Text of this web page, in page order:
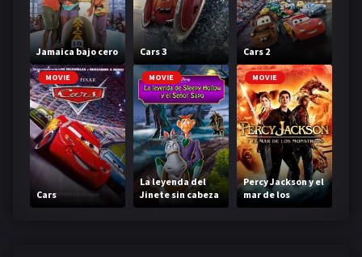
Jamaica bajo cero Cars 3 Cars 2
MOVIE
Cars
MOVIE
La leyenda del
Jinete sin cabeza
MOVIE
Percy Jackson y el
mar de los
monstruos